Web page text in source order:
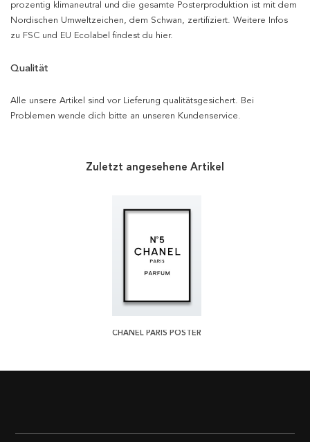
prozentig klimaneutral und die gesamte Posterproduktion ist mit dem
Nordischen Umweltzeichen, dem Schwan, zertifiziert. Weitere Infos
zu FSC und EU Ecolabel findest du hier.
Qualität
Alle unsere Artikel sind vor Lieferung qualitätsgesichert. Bei
Problemen wende dich bitte an unseren Kundenservice.
Zuletzt angesehene Artikel
CHANEL PARIS POSTER